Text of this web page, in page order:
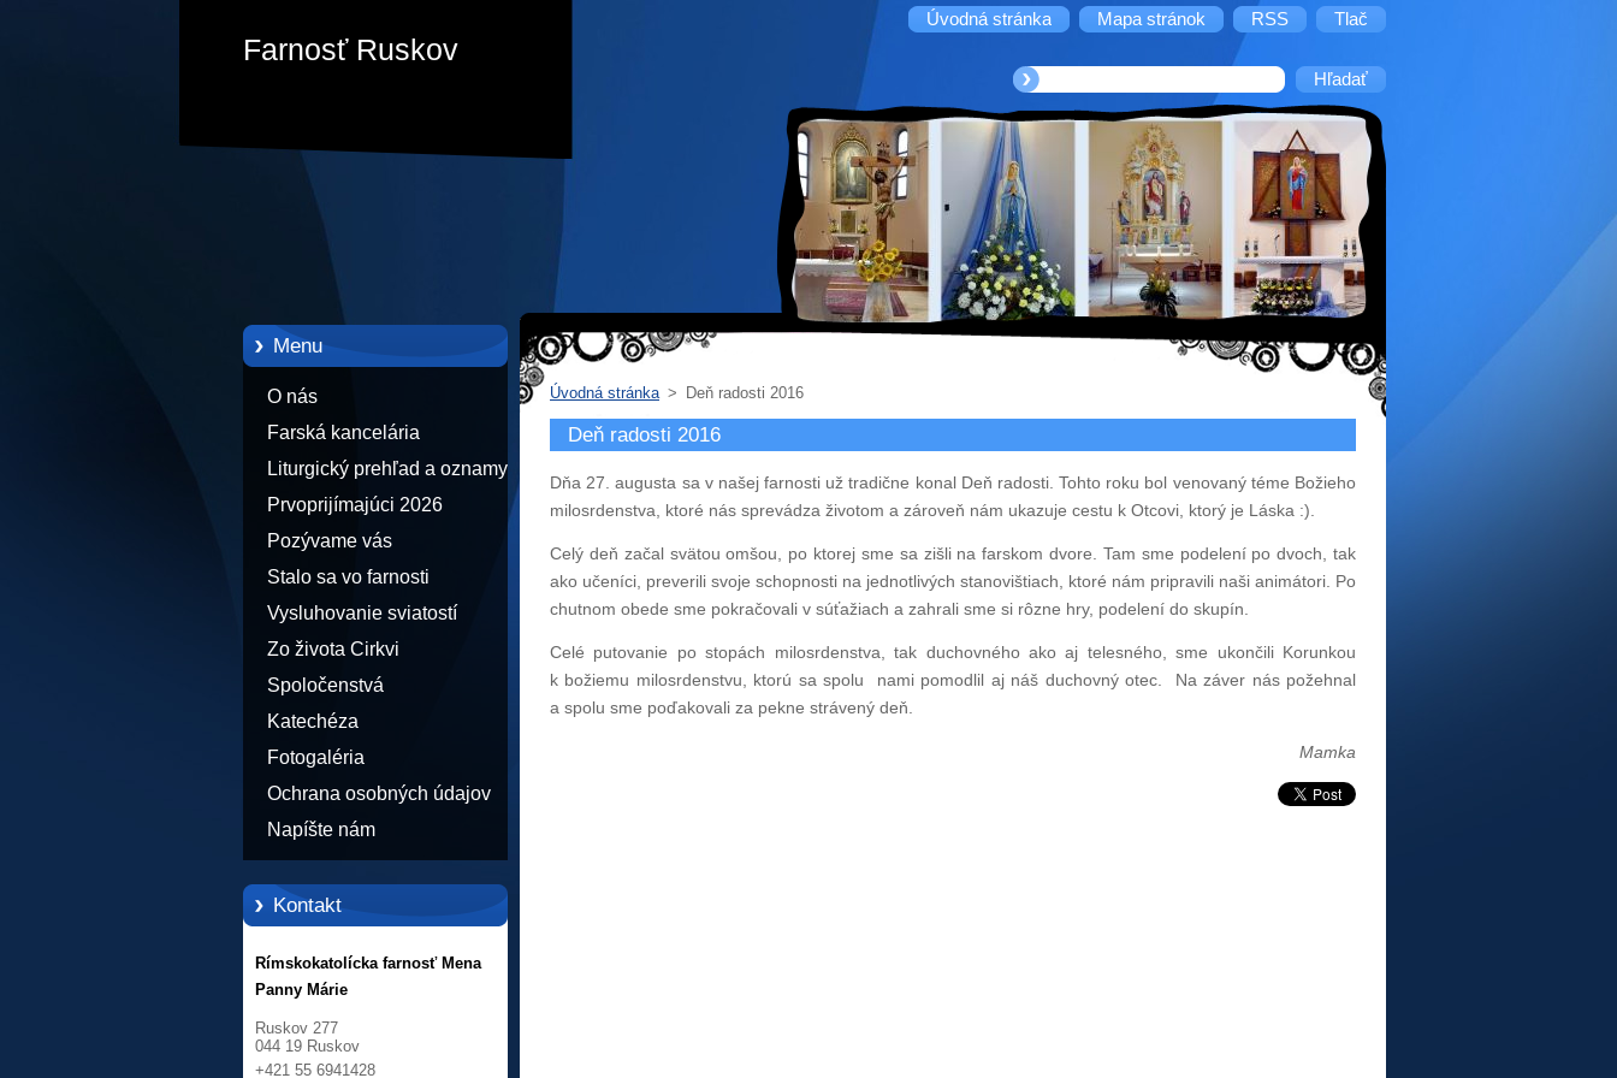
Úvodná stránka Mapa stránok RSS Tlač
Farnosť Ruskov
Menu
O nás
Farská kancelária
Liturgický prehľad a oznamy
Prvoprijímajúci 2026
Pozývame vás
Stalo sa vo farnosti
Vysluhovanie sviatostí
Zo života Cirkvi
Spoločenstvá
Katechéza
Fotogaléria
Ochrana osobných údajov
Napíšte nám
Kontakt
Rímskokatolícka farnosť Mena
Panny Márie
Ruskov 277
044 19 Ruskov
+421 55 6941428
Úvodná stránka > Deň radosti 2016
Deň radosti 2016
Dňa 27. augusta sa v našej farnosti už tradične konal Deň radosti. Tohto roku bol venovaný téme Božieho
milosrdenstva, ktoré nás sprevádza životom a zároveň nám ukazuje cestu k Otcovi, ktorý je Láska :).
Celý deň začal svätou omšou, po ktorej sme sa zišli na farskom dvore. Tam sme podelení po dvoch, tak
ako učeníci, preverili svoje schopnosti na jednotlivých stanovištiach, ktoré nám pripravili naši animátori. Po
chutnom obede sme pokračovali v súťažiach a zahrali sme si rôzne hry, podelení do skupín.
Celé putovanie po stopách milosrdenstva, tak duchovného ako aj telesného, sme ukončili Korunkou
k božiemu milosrdenstvu, ktorú sa spolu nami pomodlil aj náš duchovný otec. Na záver nás požehnal
a spolu sme poďakovali za pekne strávený deň.
Mamka